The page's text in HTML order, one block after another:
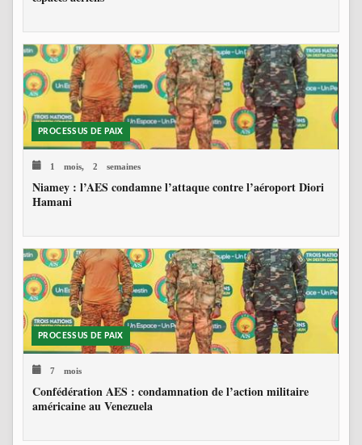
PROCESSUS DE PAIX
1 mois, 2 semaines
Niamey : l’AES condamne l’attaque contre l’aéroport Diori
Hamani
PROCESSUS DE PAIX
7 mois
Confédération AES : condamnation de l’action militaire
américaine au Venezuela